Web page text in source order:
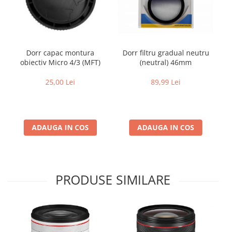
Dorr capac montura
obiectiv Micro 4/3 (MFT)
25,00 Lei
ADAUGA IN COS
Dorr filtru gradual neutru
(neutral) 46mm
89,99 Lei
ADAUGA IN COS
PRODUSE SIMILARE